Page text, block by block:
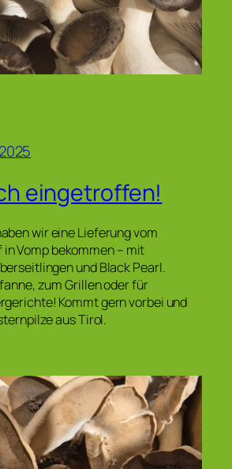
eingetroffen!
wir eine Lieferung vom
Vomp bekommen – mit
und Black Pearl.
zum Grillen oder für
Kommt gern vorbei und
aus Tirol.